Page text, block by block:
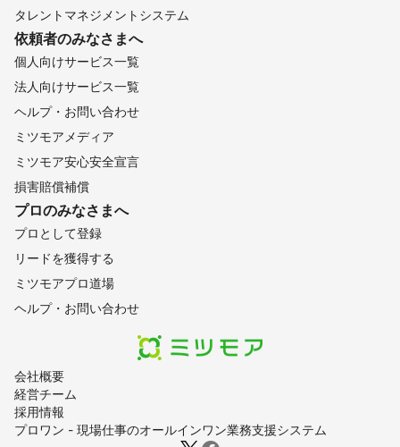
会社概要
経営チーム
採用情報
プロワン - 現場仕事のオールインワン業務支援システム
タレントマネジメントシステム
依頼者のみなさまへ
個人向けサービス一覧
法人向けサービス一覧
ヘルプ・お問い合わせ
ミツモアメディア
ミツモア安心安全宣言
損害賠償補償
プロのみなさまへ
プロとして登録
リードを獲得する
ミツモアプロ道場
ヘルプ・お問い合わせ